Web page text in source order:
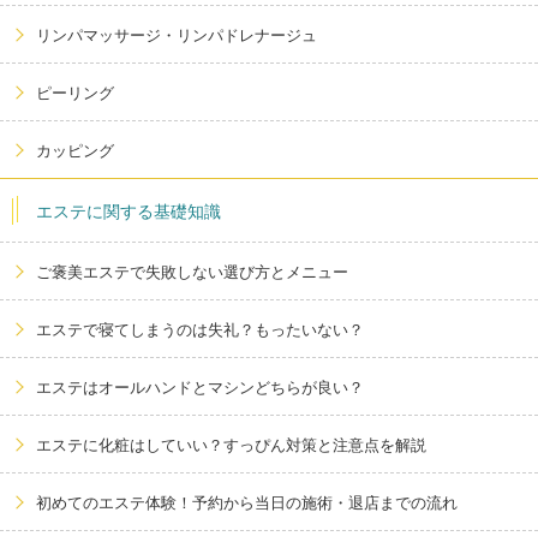
リンパマッサージ・リンパドレナージュ
ピーリング
カッピング
エステに関する基礎知識
ご褒美エステで失敗しない選び方とメニュー
エステで寝てしまうのは失礼？もったいない？
エステはオールハンドとマシンどちらが良い？
エステに化粧はしていい？すっぴん対策と注意点を解説
初めてのエステ体験！予約から当日の施術・退店までの流れ